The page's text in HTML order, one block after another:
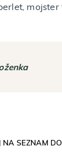
NA SEZNAM